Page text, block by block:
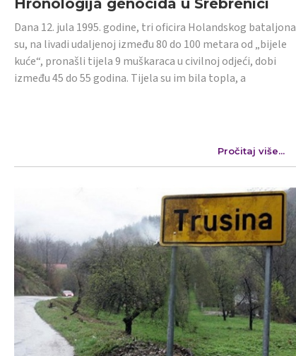
Dana 12. jula 1995. godine, tri oficira Holandskog bataljona
su, na livadi udaljenoj između 80 do 100 metara od „bijele
kuće“, pronašli tijela 9 muškaraca u civilnoj odjeći, dobi
između 45 do 55 godina. Tijela su im bila topla, a
Pročitaj više...